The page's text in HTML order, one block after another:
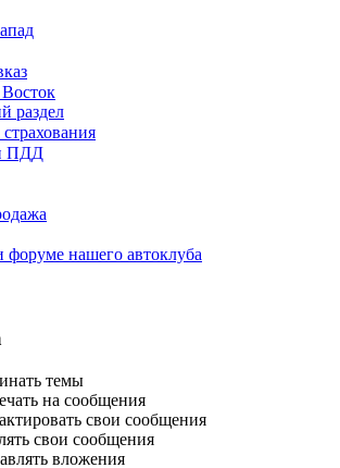
раздел
ПДД
нашего автоклуба
темы
на сообщения
свои сообщения
свои сообщения
вложения